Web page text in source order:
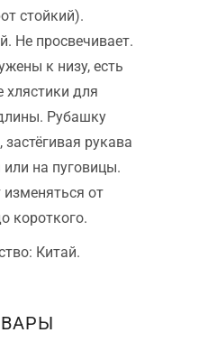
стойкий).
Не просвечивает.
к низу, есть
хлястики для
Рубашку
рукава
или на пуговицы.
от
короткого.
Китай.